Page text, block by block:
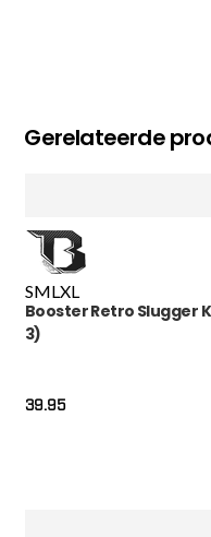
Gerelateerde
SMLXL
Booster Retro Slugger
3)
39.95